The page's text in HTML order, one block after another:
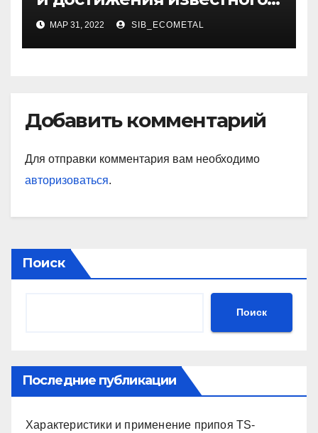
украинского дизайнера
МАР 31, 2022 SIB_ECOMETAL
Добавить комментарий
Для отправки комментария вам необходимо
авторизоваться.
Поиск
Поиск
Последние публикации
Характеристики и применение припоя TS-